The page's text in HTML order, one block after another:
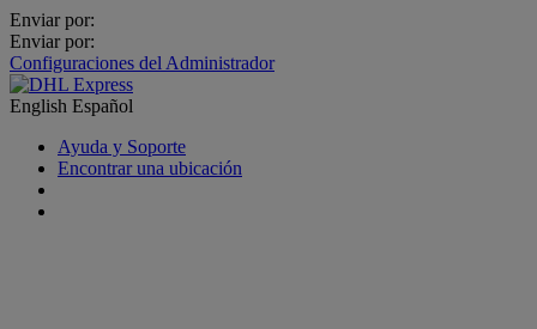
Enviar por:
Enviar por:
Configuraciones del Administrador
English Español
Ayuda y Soporte
Encontrar una ubicación